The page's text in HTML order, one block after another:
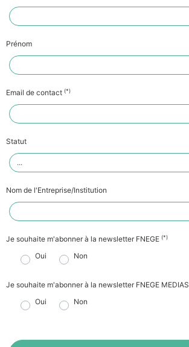
Prénom
Email de contact (*)
Statut
Nom de l'Entreprise/Institution
Je souhaite m'abonner à la newsletter FNEGE (*)
Oui Non
Je souhaite m'abonner à la newsletter FNEGE MEDIAS
Oui Non